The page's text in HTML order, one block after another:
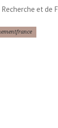
et de